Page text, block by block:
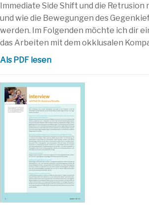
Immediate Side Shift und die Retrusion
und wie die Bewegungen des
werden. Im Folgenden möchte ich dir
das Arbeiten mit dem okklusalen
Als PDF lesen